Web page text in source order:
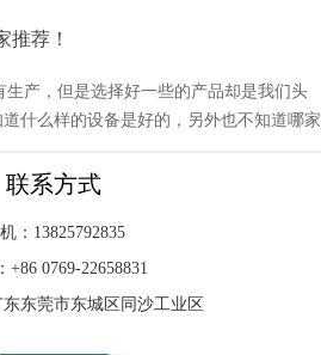
什么样的设备是好的，另外也不知道哪家
行业中比较新型的设备
业中比较新型的设备，即使不用的时候，
使用反渗透设备产出来的水
联系方式
：13825792835
+86 0769-22658831
东莞市东城区同沙工业区